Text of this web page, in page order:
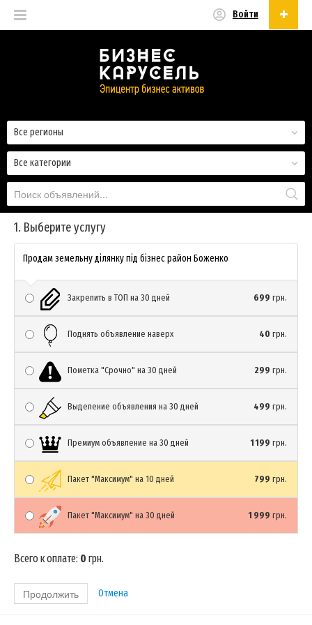
Войти
Все категории
Все регионы
1. Выберите услугу
Продам земельну ділянку під бізнес район Боженко
Закрепить в ТОП на 30 дней 699 грн.
Поднять объявление наверх 40 грн.
Пометка "Срочно" на 30 дней 299 грн.
Выделение объявления на 30 дней 499 грн.
Премиум объявление на 30 дней 1 199 грн.
Пакет "Максимум" на 10 дней 799 грн.
Пакет "Максимум" на 30 дней 1 999 грн.
Всего к оплате: 0 грн.
Отмена